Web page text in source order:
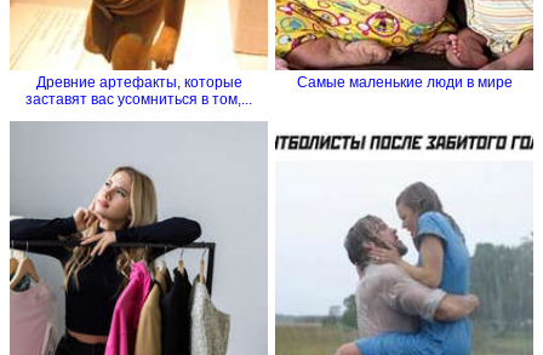
Древние артефакты, которые
заставят вас усомниться в том,...
Самые маленькие люди в мире